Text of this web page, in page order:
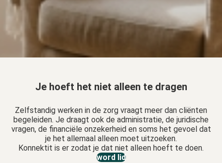
Je hoeft het niet alleen te dragen
Zelfstandig werken in de zorg vraagt meer dan cliënten
begeleiden. Je draagt ook de administratie, de juridische
vragen, de financiële onzekerheid en soms het gevoel dat
je het allemaal alleen moet uitzoeken.
Konnektit is er zodat je dat niet alleen hoeft te doen.
word lid
kan de
te
over
van
op